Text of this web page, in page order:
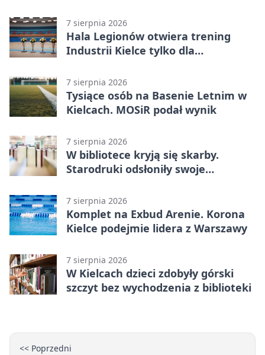
7 sierpnia 2026
Hala Legionów otwiera trening
Industrii Kielce tylko dla
7 sierpnia 2026
Tysiące osób na Basenie Letnim w
Kielcach. MOSiR podał wynik
7 sierpnia 2026
W bibliotece kryją się skarby.
Starodruki odsłoniły swoje
7 sierpnia 2026
Komplet na Exbud Arenie. Korona
Kielce podejmie lidera z Warszawy
7 sierpnia 2026
W Kielcach dzieci zdobyły górski
szczyt bez wychodzenia z biblioteki
<< Poprzedni